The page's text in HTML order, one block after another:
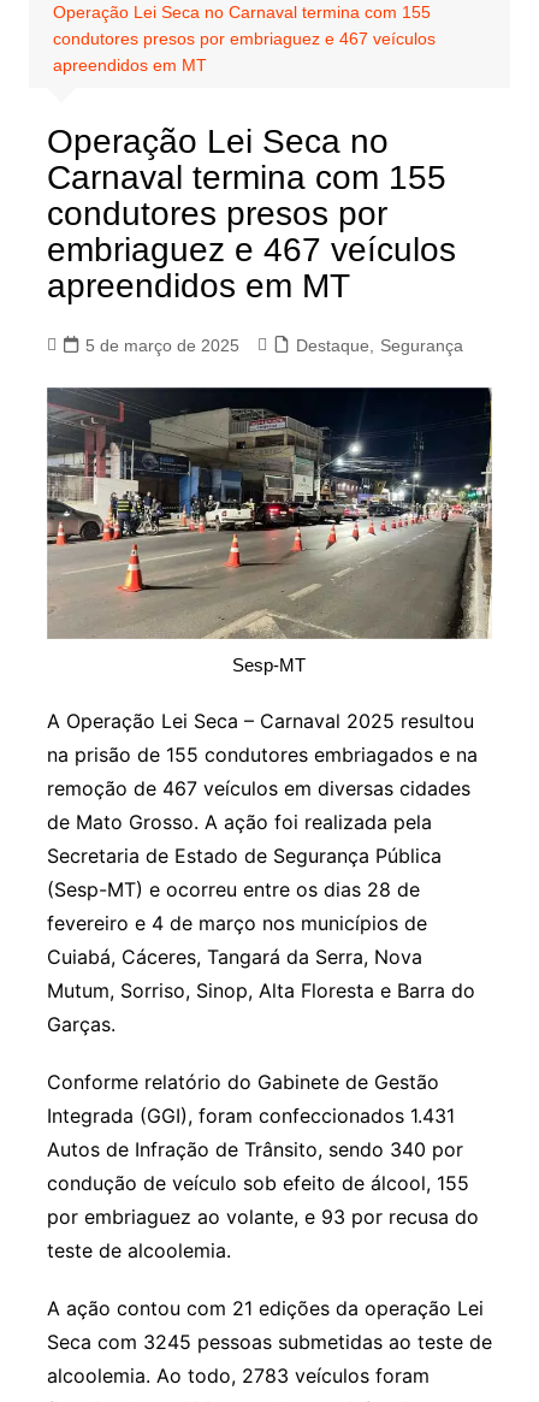
Operação Lei Seca no Carnaval termina com 155
condutores presos por embriaguez e 467 veículos
apreendidos em MT
Operação Lei Seca no
Carnaval termina com 155
condutores presos por
embriaguez e 467 veículos
apreendidos em MT
5 de março de 2025 Destaque Segurança
Sesp-MT
A Operação Lei Seca – Carnaval 2025 resultou
na prisão de 155 condutores embriagados e na
remoção de 467 veículos em diversas cidades
de Mato Grosso. A ação foi realizada pela
Secretaria de Estado de Segurança Pública
(Sesp-MT) e ocorreu entre os dias 28 de
fevereiro e 4 de março nos municípios de
Cuiabá, Cáceres, Tangará da Serra, Nova
Mutum, Sorriso, Sinop, Alta Floresta e Barra do
Garças.
Conforme relatório do Gabinete de Gestão
Integrada (GGI), foram confeccionados 1.431
Autos de Infração de Trânsito, sendo 340 por
condução de veículo sob efeito de álcool, 155
por embriaguez ao volante, e 93 por recusa do
teste de alcoolemia.
A ação contou com 21 edições da operação Lei
Seca com 3245 pessoas submetidas ao teste de
alcoolemia. Ao todo, 2783 veículos foram